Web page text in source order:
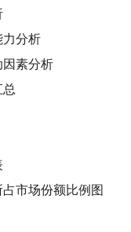
力分析
因素分析
市场份额比例图